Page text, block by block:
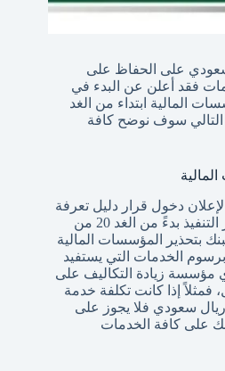
على الحفاظ على
فقد أعلن عن البدء في
المالية ابتداء من الغد
التالي سوف نوضح كافة
دخول قرار دليل تعرفة
خدمات المؤسسات المالية حيز التنفيذ بدءً من الغد 20 من
بتحذير المؤسسات المالية
الخدمات التي يستفيد
مؤسسة زيادة التكاليف على
فمثلاً إذا كانت تكلفة خدمة
توصيل البطاقة إلى المنزل 30 ريال سعودي فلا يجوز على
على كافة الخدمات